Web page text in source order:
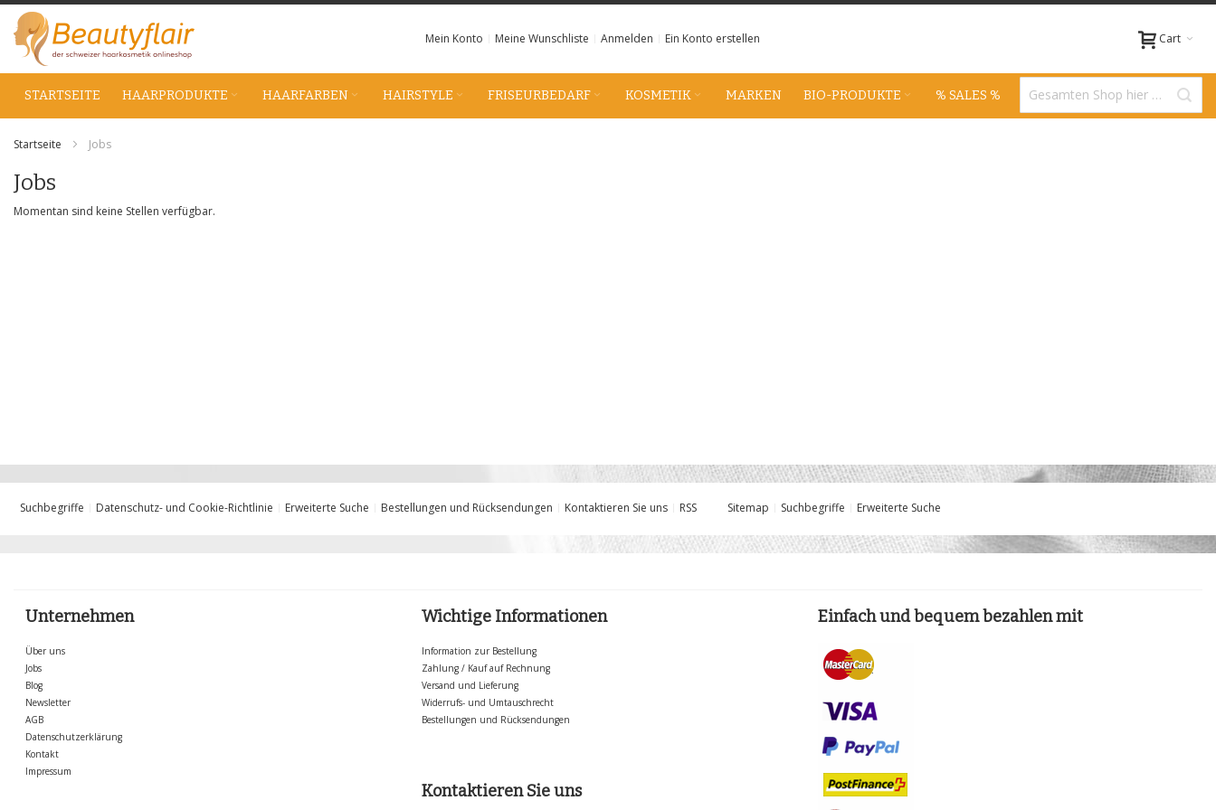
Zum
Inhalt
Mein Konto Meine Wunschliste Anmelden Ein Konto erstellen Cart
STARTSEITE HAARPRODUKTE HAARFARBEN HAIRSTYLE FRISEURBEDARF KOSMETIK MARKEN BIO-PRODUKTE % SALES %
Startseite Jobs
Jobs
Momentan sind keine Stellen verfügbar.
Suchbegriffe Datenschutz- und Cookie-Richtlinie Erweiterte Suche Bestellungen und Rücksendungen Kontaktieren Sie uns RSS Sitemap Suchbegriffe Erweiterte Suche
Unternehmen
Über uns
Jobs
Blog
Newsletter
AGB
Datenschutzerklärung
Kontakt
Impressum
Wichtige Informationen
Information zur Bestellung
Zahlung / Kauf auf Rechnung
Versand und Lieferung
Widerrufs- und Umtauschrecht
Bestellungen und Rücksendungen
Kontaktieren Sie uns
Einfach und bequem bezahlen mit